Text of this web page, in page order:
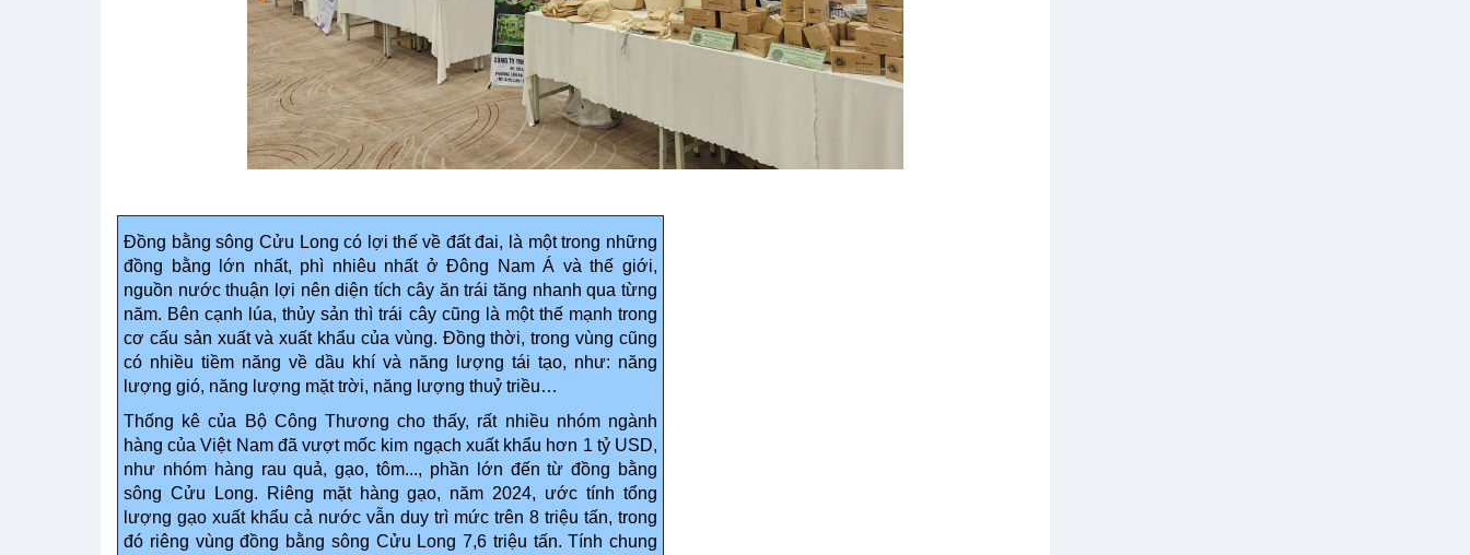
Đồng bằng sông Cửu Long có lợi thế về đất đai, là một trong những
đồng bằng lớn nhất, phì nhiêu nhất ở Đông Nam Á và thế giới,
nguồn nước thuận lợi nên diện tích cây ăn trái tăng nhanh qua từng
năm. Bên cạnh lúa, thủy sản thì trái cây cũng là một thế mạnh trong
cơ cấu sản xuất và xuất khẩu của vùng. Đồng thời, trong vùng cũng
có nhiều tiềm năng về dầu khí và năng lượng tái tạo, như: năng
lượng gió, năng lượng mặt trời, năng lượng thuỷ triều…
Thống kê của Bộ Công Thương cho thấy, rất nhiều nhóm ngành
hàng của Việt Nam đã vượt mốc kim ngạch xuất khẩu hơn 1 tỷ USD,
như nhóm hàng rau quả, gạo, tôm..., phần lớn đến từ đồng bằng
sông Cửu Long. Riêng mặt hàng gạo, năm 2024, ước tính tổng
lượng gạo xuất khẩu cả nước vẫn duy trì mức trên 8 triệu tấn, trong
đó riêng vùng đồng bằng sông Cửu Long 7,6 triệu tấn. Tính chung